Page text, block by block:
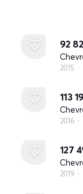
92
2015
113
2016
127
2019